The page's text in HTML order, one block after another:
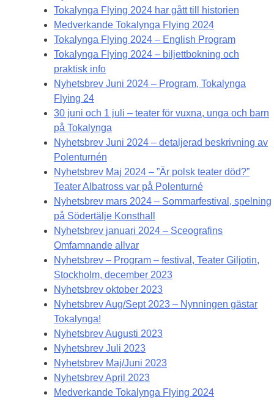
Tokalynga Flying 2024 har gått till historien
Medverkande Tokalynga Flying 2024
Tokalynga Flying 2024 – English Program
Tokalynga Flying 2024 – biljettbokning och
praktisk info
Nyhetsbrev Juni 2024 – Program, Tokalynga
Flying 24
30 juni och 1 juli – teater för vuxna, unga och barn
på Tokalynga
Nyhetsbrev Juni 2024 – detaljerad beskrivning av
Polenturnén
Nyhetsbrev Maj 2024 – ”Är polsk teater död?”
Teater Albatross var på Polenturné
Nyhetsbrev mars 2024 – Sommarfestival, spelning
på Södertälje Konsthall
Nyhetsbrev januari 2024 – Sceografins
Omfamnande allvar
Nyhetsbrev – Program – festival, Teater Giljotin,
Stockholm, december 2023
Nyhetsbrev oktober 2023
Nyhetsbrev Aug/Sept 2023 – Nynningen gästar
Tokalynga!
Nyhetsbrev Augusti 2023
Nyhetsbrev Juli 2023
Nyhetsbrev Maj/Juni 2023
Nyhetsbrev April 2023
Medverkande Tokalynga Flying 2024